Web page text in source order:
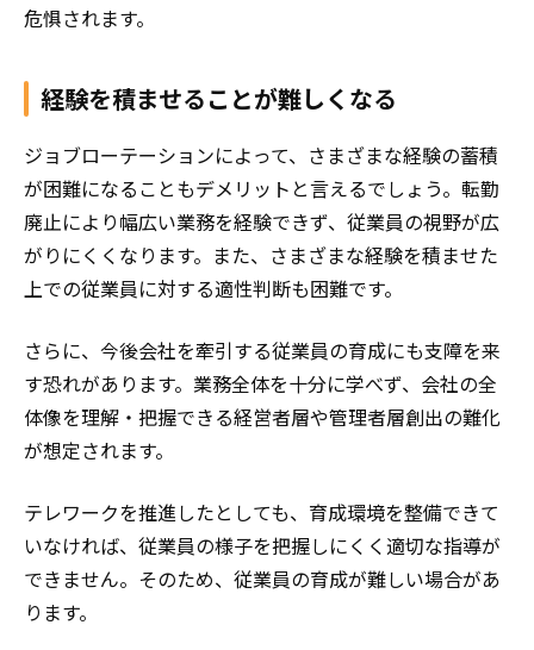
危惧されます。
経験を積ませることが難しくなる
ジョブローテーションによって、さまざまな経験の蓄積
が困難になることもデメリットと言えるでしょう。転勤
廃止により幅広い業務を経験できず、従業員の視野が広
がりにくくなります。また、さまざまな経験を積ませた
上での従業員に対する適性判断も困難です。
さらに、今後会社を牽引する従業員の育成にも支障を来
す恐れがあります。業務全体を十分に学べず、会社の全
体像を理解・把握できる経営者層や管理者層創出の難化
が想定されます。
テレワークを推進したとしても、育成環境を整備できて
いなければ、従業員の様子を把握しにくく適切な指導が
できません。そのため、従業員の育成が難しい場合があ
ります。